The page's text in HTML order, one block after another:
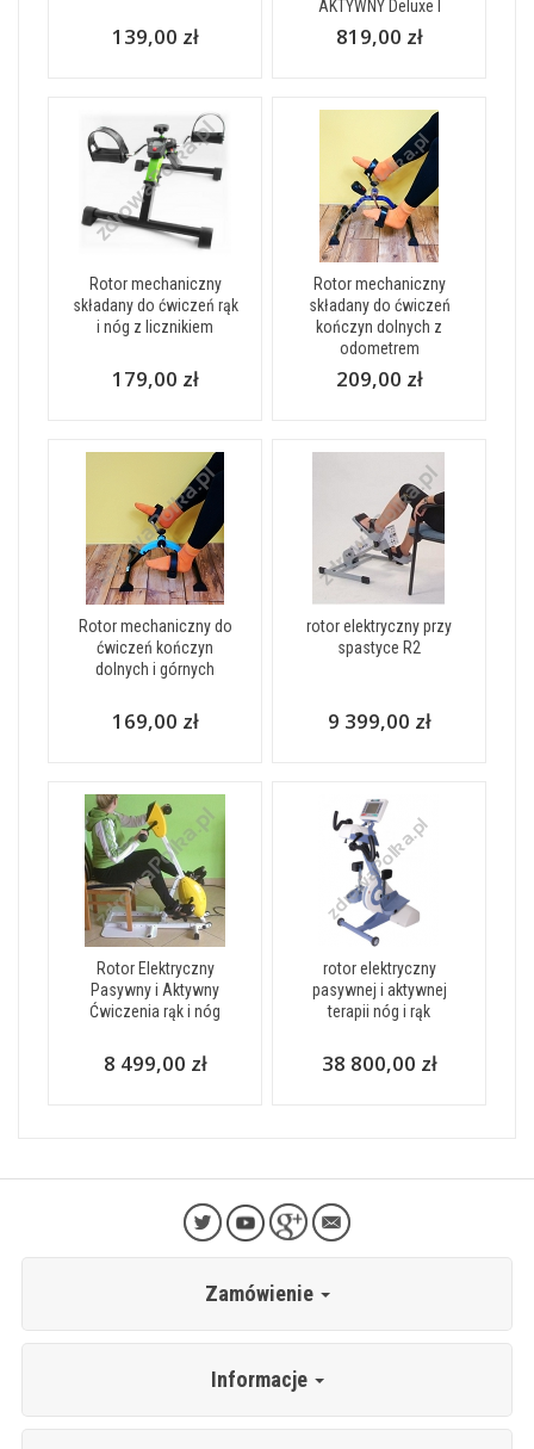
139,00 zł
AKTYWNY Deluxe I
819,00 zł
Rotor mechaniczny
składany do ćwiczeń rąk
i nóg z licznikiem
179,00 zł
Rotor mechaniczny
składany do ćwiczeń
kończyn dolnych z
odometrem
209,00 zł
Rotor mechaniczny do
ćwiczeń kończyn
dolnych i górnych
169,00 zł
rotor elektryczny przy
spastyce R2
9 399,00 zł
Rotor Elektryczny
Pasywny i Aktywny
Ćwiczenia rąk i nóg
8 499,00 zł
rotor elektryczny
pasywnej i aktywnej
terapii nóg i rąk
38 800,00 zł
Zamówienie
Informacje